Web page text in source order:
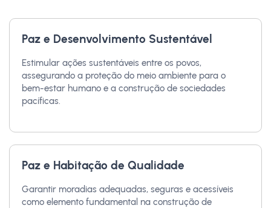
Paz e Desenvolvimento Sustentável
Estimular ações sustentáveis entre os povos,
assegurando a proteção do meio ambiente para o
bem-estar humano e a construção de sociedades
pacíficas.
Paz e Habitação de Qualidade
Garantir moradias adequadas, seguras e acessíveis
como elemento fundamental na construção de